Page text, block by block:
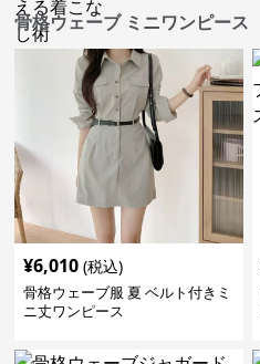
骨格ウェーブ ミニワンピース
¥6,010 (税込)
骨格ウェーブ服 夏 ベルト付きミ
ニ丈ワンピース